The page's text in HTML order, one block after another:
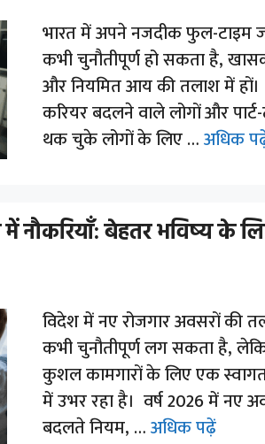
भारत में अपने नजदीक फुल-टाइम
कभी चुनौतीपूर्ण हो सकता है,
और नियमित आय की तलाश में
करियर बदलने वाले लोगों और
थक चुके लोगों के लिए …अधिक
में नौकरियाँ: बेहतर भविष्य के
विदेश में नए रोजगार अवसरों की
कभी चुनौतीपूर्ण लग सकता है,
कुशल कामगारों के लिए एक
में उभर रहा है। वर्ष 2026 में नए
बदलते नियम, …अधिक पढ़ें